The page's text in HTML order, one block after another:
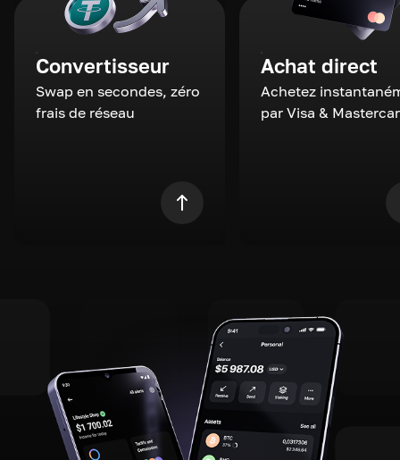
Convertisseur
Swap en secondes, zéro
frais de réseau
Achat direct
Achetez
par Visa &